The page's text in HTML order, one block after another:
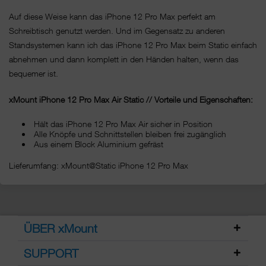
Auf diese Weise kann das iPhone 12 Pro Max perfekt am
Schreibtisch genutzt werden. Und im Gegensatz zu anderen
Standsystemen kann ich das iPhone 12 Pro Max beim Static einfach
abnehmen und dann komplett in den Händen halten, wenn das
bequemer ist.
xMount iPhone 12 Pro Max Air Static // Vorteile und Eigenschaften:
Hält das iPhone 12 Pro Max Air sicher in Position
Alle Knöpfe und Schnittstellen bleiben frei zugänglich
Aus einem Block Aluminium gefräst
Lieferumfang: xMount@Static iPhone 12 Pro Max
ÜBER xMount
SUPPORT